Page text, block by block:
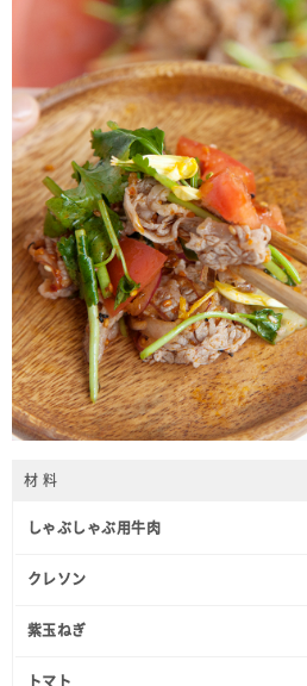
材 料
しゃぶしゃぶ用牛肉
クレソン
紫玉ねぎ
トマト